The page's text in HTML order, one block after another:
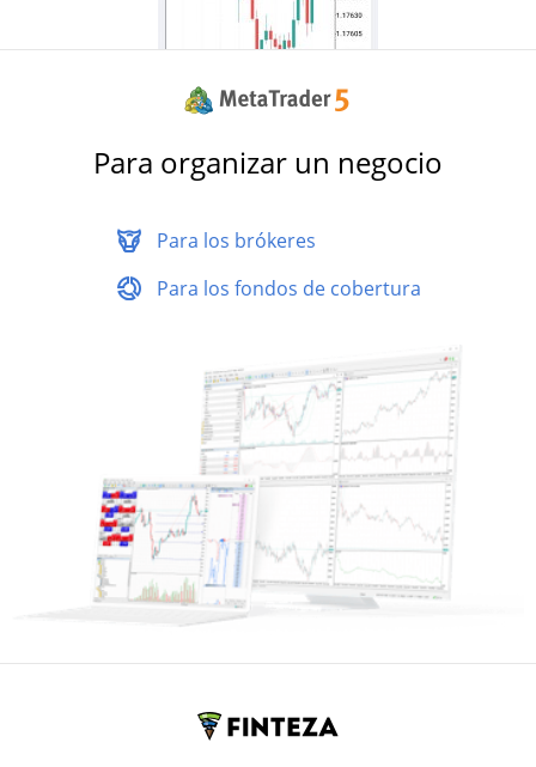
Para organizar un negocio
Para los brókeres
Para los fondos de cobertura